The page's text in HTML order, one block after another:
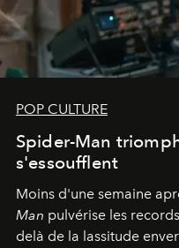
POP CULTURE
Spider-Man
s'essoufflent
Moins d'une semaine
Man pulvérise les
delà de la lassitude